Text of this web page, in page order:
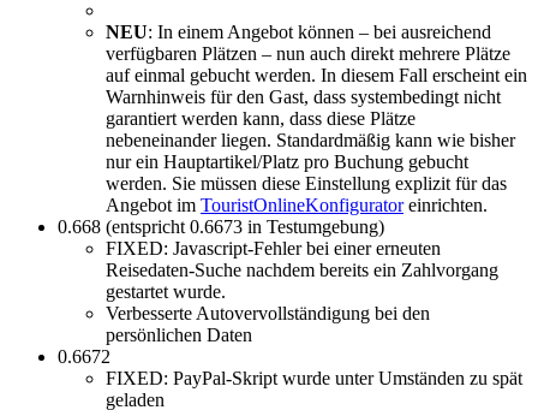
NEU: In einem Angebot können – bei ausreichend
verfügbaren Plätzen – nun auch direkt mehrere Plätze
auf einmal gebucht werden. In diesem Fall erscheint ein
Warnhinweis für den Gast, dass systembedingt nicht
garantiert werden kann, dass diese Plätze
nebeneinander liegen. Standardmäßig kann wie bisher
nur ein Hauptartikel/Platz pro Buchung gebucht
werden. Sie müssen diese Einstellung explizit für das
Angebot im TouristOnlineKonfiguratoreinrichten.
0.668 (entspricht 0.6673 in Testumgebung)
FIXED: Javascript-Fehler bei einer erneuten
Reisedaten-Suche nachdem bereits ein Zahlvorgang
gestartet wurde.
Verbesserte Autovervollständigung bei den
persönlichen Daten
0.6672
FIXED: PayPal-Skript wurde unter Umständen zu spät
geladen